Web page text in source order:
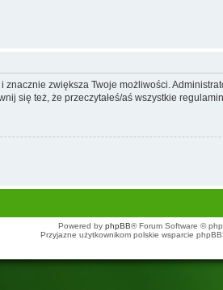
zwiększa Twoje możliwości.
się też, że przeczytałeś/aś wszystkie
Powered by phpBB® Forum Software ©
Przyjazne użytkownikom polskie wsparcie